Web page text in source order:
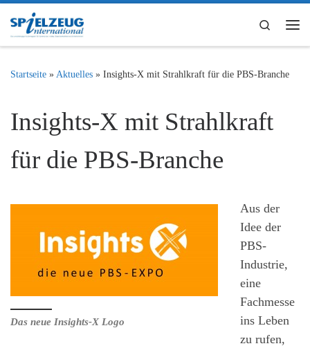
Zum Inhalt springen
Search
Startseite » Aktuelles » Insights-X mit Strahlkraft für die PBS-Branche
Insights-X mit Strahlkraft
für die PBS-Branche
Das neue Insights-X Logo
Aus der
Idee der
PBS-
Industrie,
eine
Fachmesse
ins Leben
zu rufen,